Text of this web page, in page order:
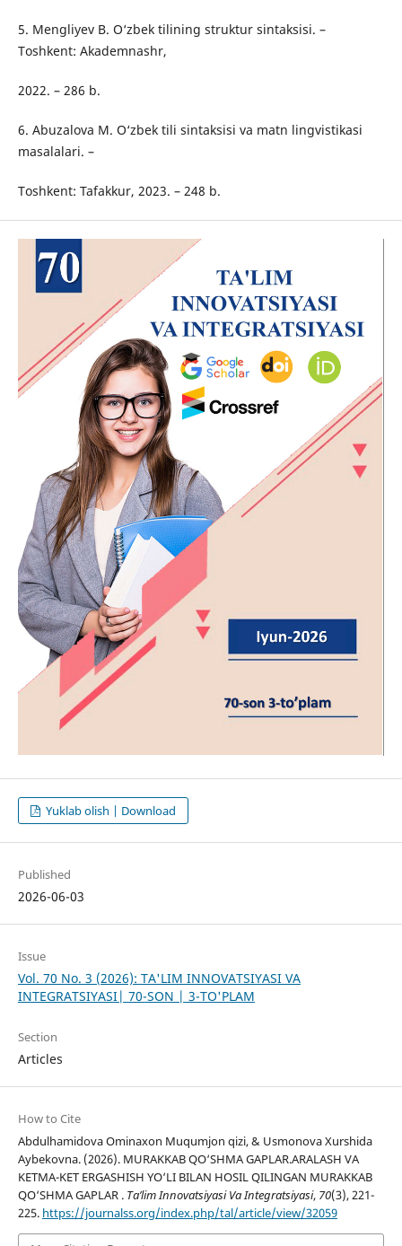
5. Mengliyev B. O‘zbek tilining struktur sintaksisi. –
Toshkent: Akademnashr,
2022. – 286 b.
6. Abuzalova M. O‘zbek tili sintaksisi va matn lingvistikasi
masalalari. –
Toshkent: Tafakkur, 2023. – 248 b.
Yuklab olish | Download
Published
2026-06-03
Issue
Vol. 70 No. 3 (2026): TA'LIM INNOVATSIYASI VA
INTEGRATSIYASI| 70-SON | 3-TO'PLAM
Section
Articles
How to Cite
Abdulhamidova Ominaxon Muqumjon qizi, & Usmonova Xurshida
Aybekovna. (2026). MURAKKAB QO‘SHMA GAPLAR.ARALASH VA
KETMA-KET ERGASHISH YO‘LI BILAN HOSIL QILINGAN MURAKKAB
QO‘SHMA GAPLAR . Ta’lim Innovatsiyasi Va Integratsiyasi, 70(3), 221-
225. https://journalss.org/index.php/tal/article/view/32059